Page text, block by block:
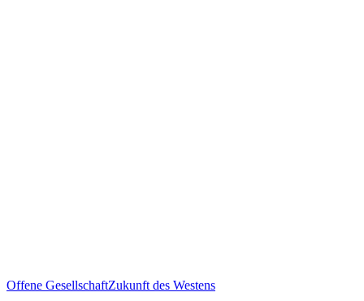
Offene GesellschaftZukunft des Westens